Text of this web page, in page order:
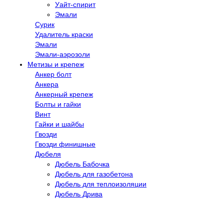
Уайт-спирит
Эмали
Сурик
Удалитель краски
Эмали
Эмали-аэрозоли
Метизы и крепеж
Анкер болт
Анкера
Анкерный крепеж
Болты и гайки
Винт
Гайки и шайбы
Гвозди
Гвозди финишные
Дюбеля
Дюбель Бабочка
Дюбель для газобетона
Дюбель для теплоизоляции
Дюбель Дрива